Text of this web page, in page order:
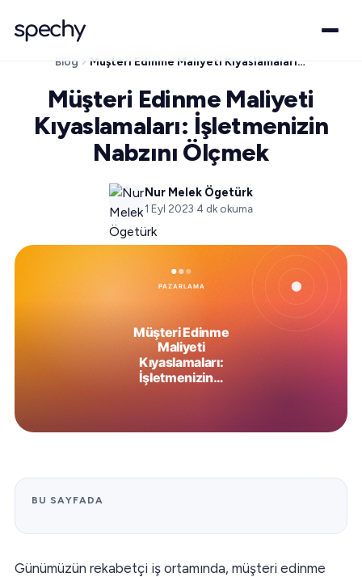
Blog Müşteri Edinme Maliyeti Kıyaslamaları: İşletmenizin Nabzını Ölçmek
Müşteri Edinme Maliyeti
Kıyaslamaları: İşletmenizin
Nabzını Ölçmek
Nur Melek Ögetürk
1 Eyl 2023·4 dk okuma
BU SAYFADA
Günümüzün rekabetçi iş ortamında, müşteri edinme